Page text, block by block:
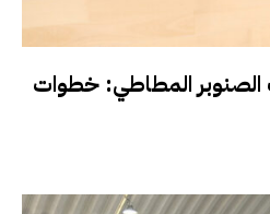
المطاطي: خطوات